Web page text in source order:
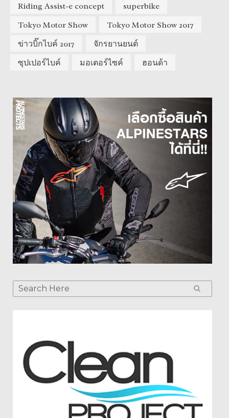
Riding Assist-e concept
superbike
Tokyo Motor Show
Tokyo Motor Show 2017
ข่าวบิ๊กไบค์ 2017
จักรยานยนต์
ซุปเปอร์ไบค์
มอเตอร์ไซค์ ฮอนด้า